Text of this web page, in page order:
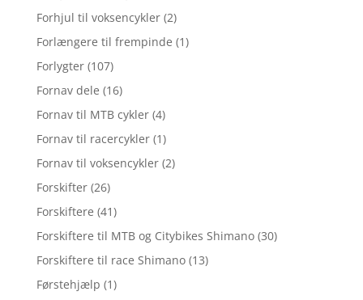
Forhjul til voksencykler (2)
Forlængere til frempinde (1)
Forlygter (107)
Fornav dele (16)
Fornav til MTB cykler (4)
Fornav til racercykler (1)
Fornav til voksencykler (2)
Forskifter (26)
Forskiftere (41)
Forskiftere til MTB og Citybikes Shimano (30)
Forskiftere til race Shimano (13)
Førstehjælp (1)